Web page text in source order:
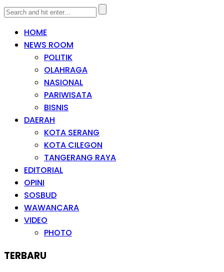
HOME
NEWS ROOM
POLITIK
OLAHRAGA
NASIONAL
PARIWISATA
BISNIS
DAERAH
KOTA SERANG
KOTA CILEGON
TANGERANG RAYA
EDITORIAL
OPINI
SOSBUD
WAWANCARA
VIDEO
PHOTO
TERBARU